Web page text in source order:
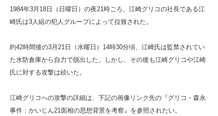
1984年3月18日（日曜日）の夜21時ごろ、江崎グリコの社長である江
崎氏は3人組の犯人グループによって拉致された。
約42時間後の3月21日（水曜日）14時30分頃、江崎氏は監禁されてい
た水防倉庫から自力で脱出した。しかし、その後も江崎グリコや江崎
氏に対する攻撃は続いた。
江崎グリコへの攻撃の詳細は、下記の画像リンク先の『グリコ・森永
事件：かいじん21面相の思想背景を考察』を参照されたい。